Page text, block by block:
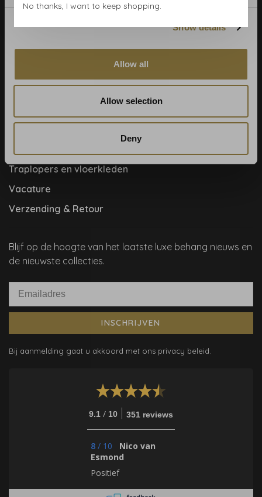
Show details
Allow all
Allow selection
Deny
Contact & adres
Cookie- en privacyverklaring
Disclaimer
Help, mijn man is klusser
Hoe behangen?
Traplopers en vloerkleden
Vacature
Verzending & Retour
Blijf op de hoogte van het laatste luxe behang nieuws en
de nieuwste collecties.
INSCHRIJVEN
Bij aanmelding gaat u akkoord met ons privacy beleid.
9.1 / 10 351 reviews
8 / 10
Nico van
Esmond
Positief
No thanks, I want to keep shopping.